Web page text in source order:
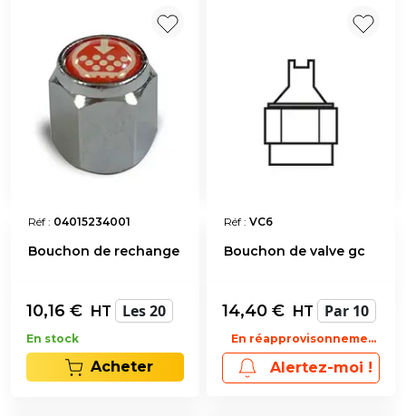
Réf : 04015234001
Bouchon de rechange
10,16 € HT Les 20
En stock
Acheter
Réf : VC6
Bouchon de valve gc
14,40 € HT Par 10
En réapprovisonnement
Alertez-moi !